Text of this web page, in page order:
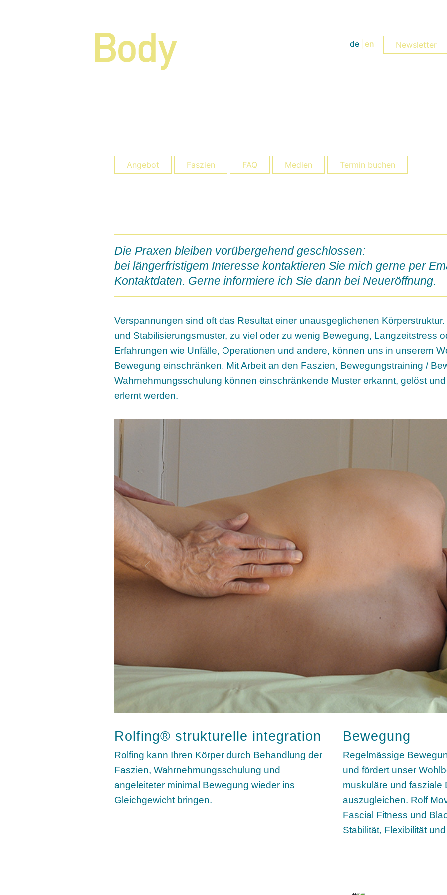
de en Newsletter
Angebot Faszien FAQ Medien Termin buchen
Die Praxen bleiben vorübergehend geschlossen:
bei längerfristigem Interesse kontaktieren Sie mich gerne per
Kontaktdaten. Gerne informiere ich Sie dann bei Neueröffnung.
Verspannungen sind oft das Resultat einer unausgeglichenen
und Stabilisierungsmuster, zu viel oder zu wenig Bewegung, Langzeitstress
Erfahrungen wie Unfälle, Operationen und andere, können uns in unserem
Bewegung einschränken. Mit Arbeit an den Faszien, Bewegungstraining /
Wahrnehmungsschulung können einschränkende Muster erkannt, gelöst
erlernt werden.
Previous
Rolfing® strukturelle integration
Rolfing kann Ihren Körper durch Behandlung der
Faszien, Wahrnehmungsschulung und
angeleiteter minimal Bewegung wieder ins
Gleichgewicht bringen.
Bewegung
Regelmässige
und fördert unser
muskuläre und fasziale
auszugleichen. Rolf
Fascial Fitness und
Stabilität, Flexibilität